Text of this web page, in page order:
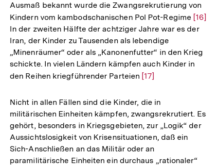
Ausmaß bekannt wurde die Zwangsrekrutierung von
Kindern vom kambodschanischen Pol Pot-Regime Zur
[16]
In der zweiten Hälfte der achtziger Jahre war es der
Iran, der Kinder zu Tausenden als lebendige
„Minenräumer“ oder als „Kanonenfutter“ in den Krieg
schickte. In vielen Ländern kämpfen auch Kinder in
den Reihen kriegführender Parteien Zur
der
Fußnote
[17]
Nicht in allen Fällen sind die Kinder, die in
militärischen Einheiten kämpfen, zwangsrekrutiert. Es
gehört, besonders in Kriegsgebieten, zur „Logik“ der
Aussichtslosigkeit von Krisensituationen, daß ein
Sich-Anschließen an das Militär oder an
paramilitärische Einheiten ein durchaus „rationaler“